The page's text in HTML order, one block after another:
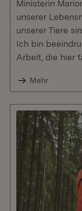
Ministerin
unserer
unserer Tiere
Ich bin
Arbeit, die hier
Mehr